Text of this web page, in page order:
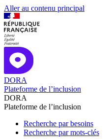
Aller au contenu principal
DORA
Plateforme de l’inclusion
DORA
Plateforme de l’inclusion
Recherche par besoins
Recherche par mots-clés